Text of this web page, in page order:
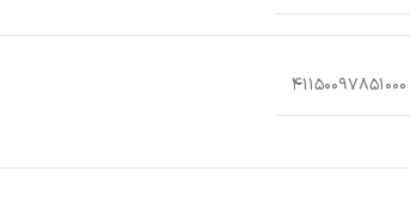
41150097851000